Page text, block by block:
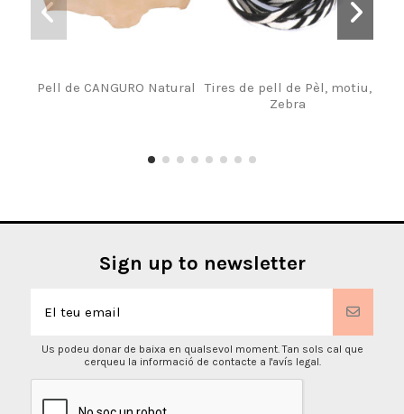
Pell de CANGURO Natural
Tires de pell de Pèl, motiu,
Zebra
Sign up to newsletter
Us podeu donar de baixa en qualsevol moment. Tan sols cal que
cerqueu la informació de contacte a l'avís legal.